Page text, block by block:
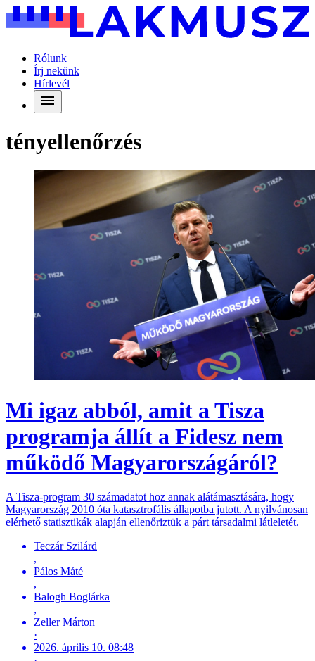
Rólunk
Írj nekünk
Hírlevél
tényellenőrzés
Mi igaz abból, amit a Tisza
programja állít a Fidesz nem
működő Magyarországáról?
A Tisza-program 30 számadatot hoz annak alátámasztására, hogy
Magyarország 2010 óta katasztrofális állapotba jutott. A nyilvánosan
elérhető statisztikák alapján ellenőriztük a párt társadalmi látleletét.
Teczár Szilárd
,
Pálos Máté
,
Balogh Boglárka
,
Zeller Márton
·
2026. április 10. 08:48